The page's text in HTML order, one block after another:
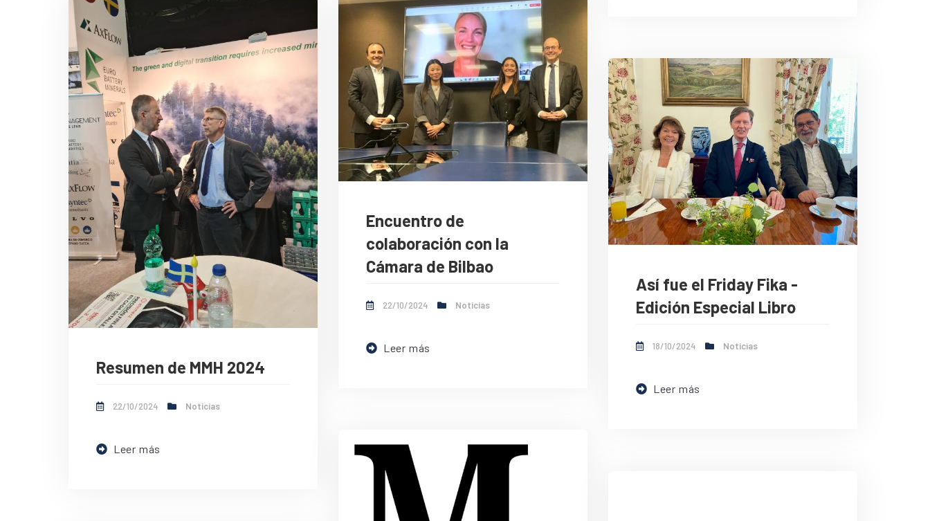
Encuentro de
colaboración con la
Cámara de Bilbao
22/10/2024 Noticias
Leer más
Resumen de MMH 2024
22/10/2024 Noticias
Leer más
Así fue el Friday Fika -
Edición Especial Libro
18/10/2024 Noticias
Leer más